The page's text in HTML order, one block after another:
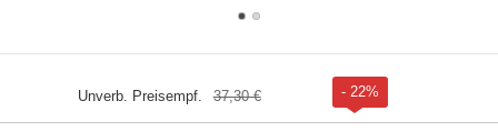
Unverb. Preisempf. 37,30 € - 22%